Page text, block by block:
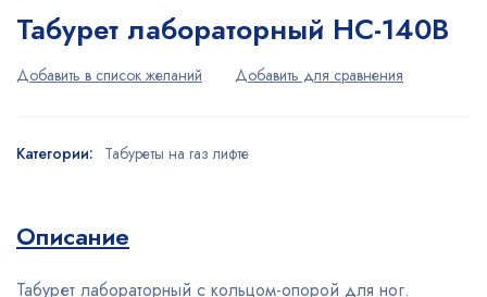
Табурет лабораторный НС-140В
Категории: Табуреты на газ лифте
Описание
Табурет лабораторный с кольцом-опорой для ног.